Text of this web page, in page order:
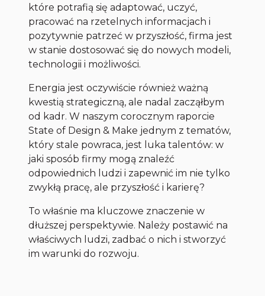
które potrafią się adaptować, uczyć,
pracować na rzetelnych informacjach i
pozytywnie patrzeć w przyszłość, firma jest
w stanie dostosować się do nowych modeli,
technologii i możliwości.
Energia jest oczywiście również ważną
kwestią strategiczną, ale nadal zacząłbym
od kadr. W naszym corocznym raporcie
State of Design & Make jednym z tematów,
który stale powraca, jest luka talentów: w
jaki sposób firmy mogą znaleźć
odpowiednich ludzi i zapewnić im nie tylko
zwykłą pracę, ale przyszłość i karierę?
To właśnie ma kluczowe znaczenie w
dłuższej perspektywie. Należy postawić na
właściwych ludzi, zadbać o nich i stworzyć
im warunki do rozwoju.